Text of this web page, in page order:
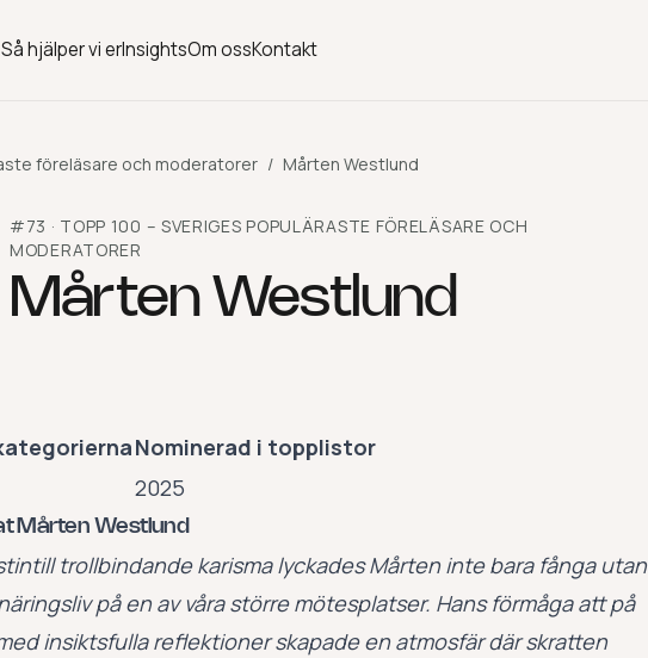
Så hjälper vi erInsightsOm ossKontakt
föreläsare och moderatorer / Mårten Westlund
#73 · TOPP 100 – SVERIGES POPULÄRASTE FÖRELÄSARE OCH
MODERATORER
Mårten Westlund
Nominerad i topplistor
2025
Mårten Westlund
trollbindande karisma lyckades Mårten inte bara fånga utan
på en av våra större mötesplatser. Hans förmåga att på
insiktsfulla reflektioner skapade en atmosfär där skratten